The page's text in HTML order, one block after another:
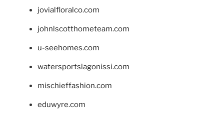
jovialfloralco.com
johnlscotthometeam.com
u-seehomes.com
watersportslagonissi.com
mischieffashion.com
eduwyre.com